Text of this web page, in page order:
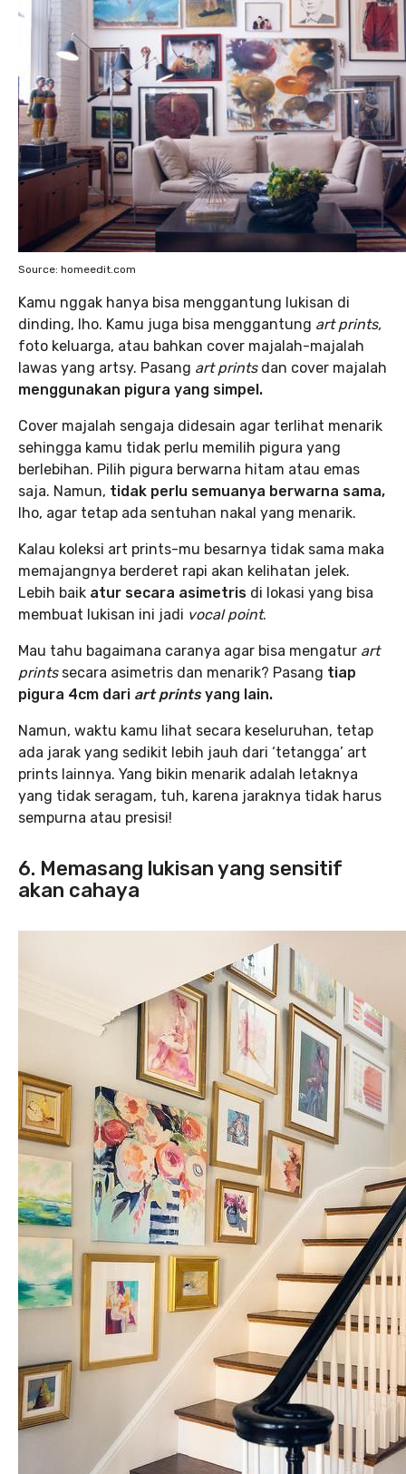
Source: homeedit.com
Kamu nggak hanya bisa menggantung lukisan di
dinding, lho. Kamu juga bisa menggantung art prints,
foto keluarga, atau bahkan cover majalah-majalah
lawas yang artsy. Pasang art prints dan cover majalah
menggunakan pigura yang simpel.
Cover majalah sengaja didesain agar terlihat menarik
sehingga kamu tidak perlu memilih pigura yang
berlebihan. Pilih pigura berwarna hitam atau emas
saja. Namun, tidak perlu semuanya berwarna sama,
lho, agar tetap ada sentuhan nakal yang menarik.
Kalau koleksi art prints-mu besarnya tidak sama maka
memajangnya berderet rapi akan kelihatan jelek.
Lebih baik atur secara asimetris di lokasi yang bisa
membuat lukisan ini jadi vocal point.
Mau tahu bagaimana caranya agar bisa mengatur art
printssecara asimetris dan menarik? Pasang tiap
pigura 4cm dari art printsyang lain.
Namun, waktu kamu lihat secara keseluruhan, tetap
ada jarak yang sedikit lebih jauh dari ‘tetangga’ art
prints lainnya. Yang bikin menarik adalah letaknya
yang tidak seragam, tuh, karena jaraknya tidak harus
sempurna atau presisi!
6. Memasang lukisan yang sensitif
akan cahaya